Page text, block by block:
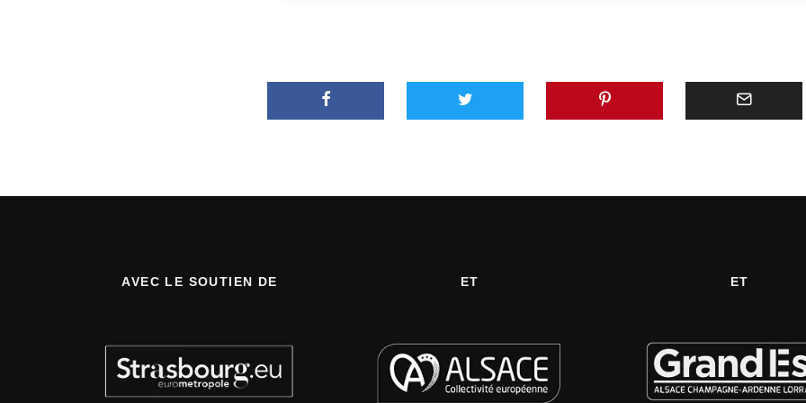
AVEC LE SOUTIEN DE ET ET